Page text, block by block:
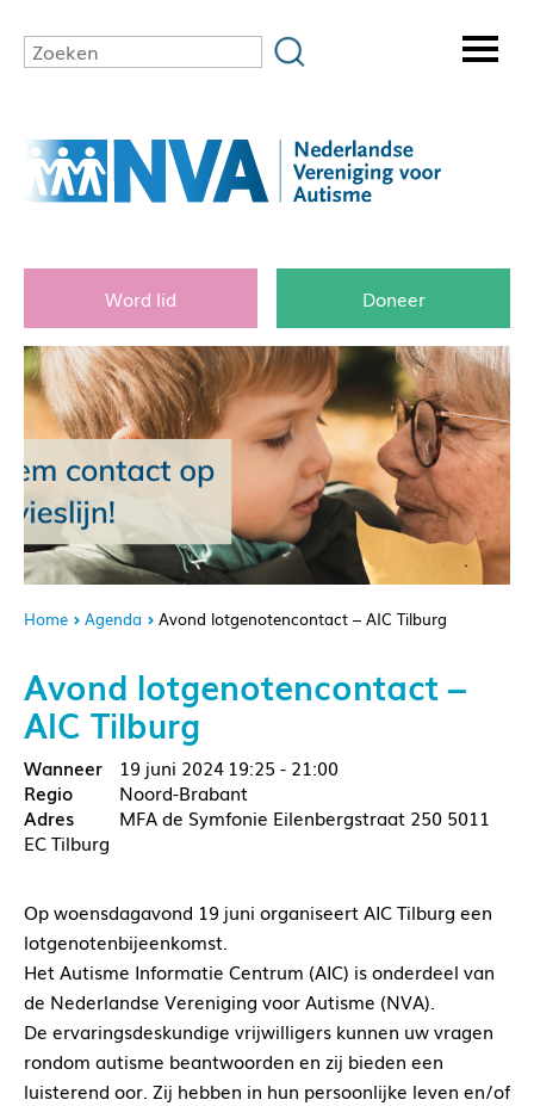
Word lid Doneer
Home Agenda Avond lotgenotencontact – AIC Tilburg
Avond lotgenotencontact –
AIC Tilburg
19 juni 2024 19:25 - 21:00
Noord-Brabant
MFA de Symfonie Eilenbergstraat 250 5011
EC Tilburg
Op woensdagavond 19 juni organiseert AIC Tilburg een
lotgenotenbijeenkomst.
Het Autisme Informatie Centrum (AIC) is onderdeel van
de Nederlandse Vereniging voor Autisme (NVA).
De ervaringsdeskundige vrijwilligers kunnen uw vragen
rondom autisme beantwoorden en zij bieden een
luisterend oor. Zij hebben in hun persoonlijke leven en/of